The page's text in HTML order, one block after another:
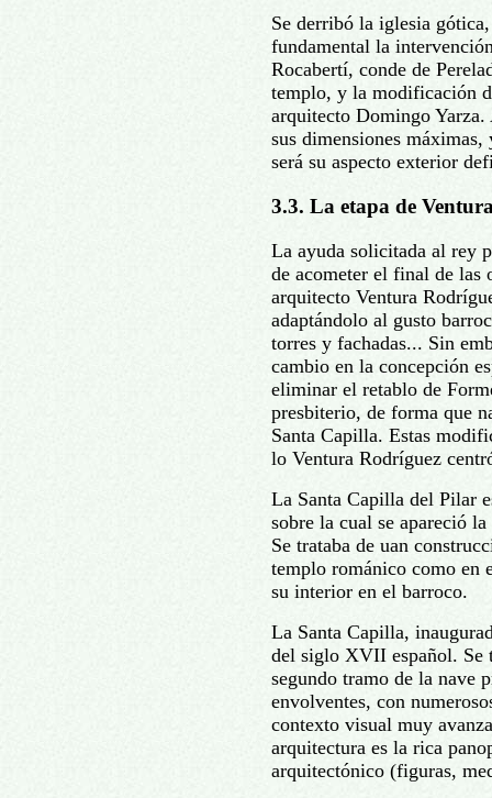
Se derribó la iglesia
fundamental la
Rocabertí, conde de
templo, y la modificación
arquitecto Domingo
sus dimensiones
será su aspecto exterior
3.3. La etapa de
La ayuda solicitada al rey
de acometer el final de las
arquitecto Ventura
adaptándolo al gusto
torres y fachadas... Sin
cambio en la concepción
eliminar el retablo de
presbiterio, de forma que
Santa Capilla. Estas
lo Ventura Rodríguez
La Santa Capilla del Pilar
sobre la cual se apareció
Se trataba de uan
templo románico como en
su interior en el barroco.
La Santa Capilla,
del siglo XVII español. Se
segundo tramo de la nave
envolventes, con
contexto visual muy
arquitectura es la rica
arquitectónico (figuras,